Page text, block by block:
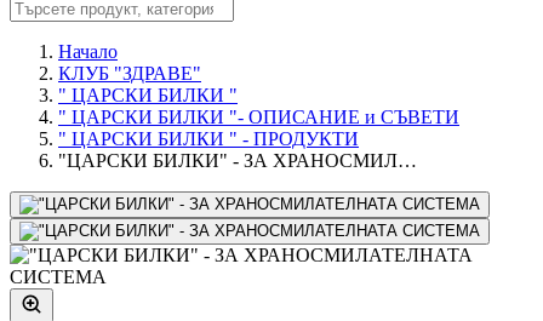
Начало
КЛУБ "ЗДРАВЕ"
" ЦАРСКИ БИЛКИ "
" ЦАРСКИ БИЛКИ "- ОПИСАНИЕ и СЪВЕТИ
" ЦАРСКИ БИЛКИ " - ПРОДУКТИ
"ЦАРСКИ БИЛКИ" - ЗА ХРАНОСМИЛ…